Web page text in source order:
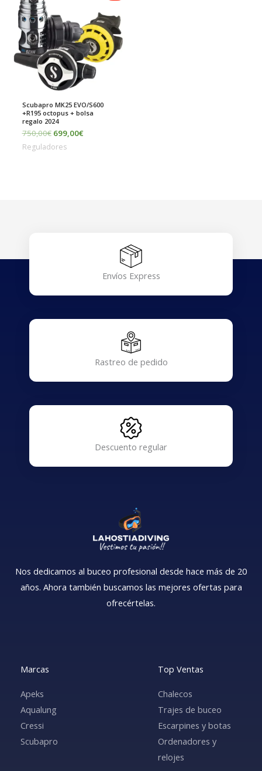
Scubapro MK25 EVO/S600
+R195 octopus + bolsa
regalo 2024
750,00€
era:
750,00€.
699,00€
699,00€.
Reguladores
Envíos Express
Rastreo de pedido
Descuento regular
Nos dedicamos al buceo profesional desde hace más de 20
años. Ahora también buscamos las mejores ofertas para
ofrecértelas.
Marcas
Apeks
Aqualung
Cressi
Scubapro
Top Ventas
Chalecos
Trajes de buceo
Escarpines y botas
Ordenadores y
relojes